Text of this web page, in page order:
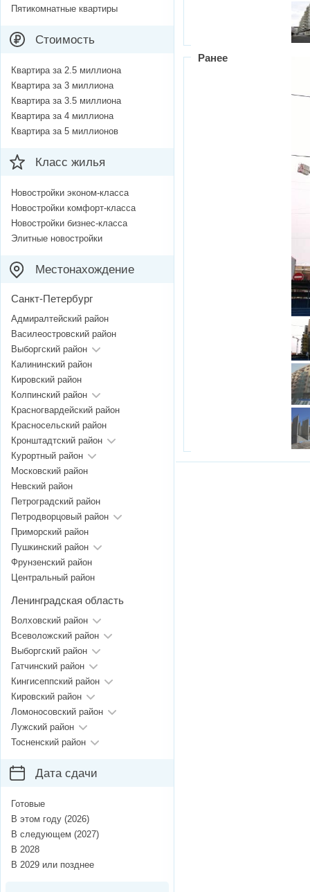
Ранее
Пятикомнатные квартиры
Стоимость
Квартира за 2.5 миллиона
Квартира за 3 миллиона
Квартира за 3.5 миллиона
Квартира за 4 миллиона
Квартира за 5 миллионов
Класс жилья
Новостройки эконом-класса
Новостройки комфорт-класса
Новостройки бизнес-класса
Элитные новостройки
Местонахождение
Санкт-Петербург
Адмиралтейский район
Василеостровский район
Выборгский район
Калининский район
Кировский район
Колпинский район
Красногвардейский район
Красносельский район
Кронштадтский район
Курортный район
Московский район
Невский район
Петроградский район
Петродворцовый район
Приморский район
Пушкинский район
Фрунзенский район
Центральный район
Ленинградская область
Волховский район
Всеволожский район
Выборгский район
Гатчинский район
Кингисеппский район
Кировский район
Ломоносовский район
Лужский район
Тосненский район
Дата сдачи
Готовые
В этом году (2026)
В следующем (2027)
В 2028
В 2029 или позднее